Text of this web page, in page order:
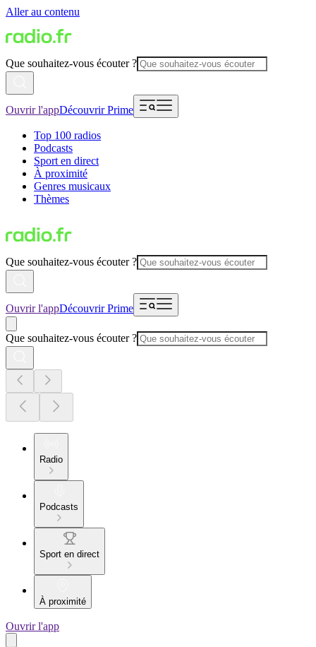
Aller au contenu
Que souhaitez-vous écouter ?
Ouvrir l'appDécouvrir Prime
Top 100 radios
Podcasts
Sport en direct
À proximité
Genres musicaux
Thèmes
Que souhaitez-vous écouter ?
Ouvrir l'appDécouvrir Prime
Que souhaitez-vous écouter ?
Radio
Podcasts
Sport en direct
À proximité
Ouvrir l'app